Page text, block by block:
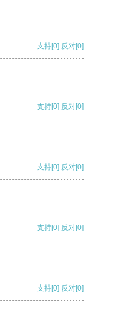
支持[0] 反对[0]
支持[0] 反对[0]
支持[0] 反对[0]
支持[0] 反对[0]
支持[0] 反对[0]